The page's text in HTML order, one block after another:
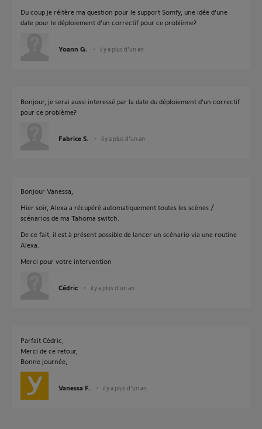
Du coup je réitère ma question pour le support Somfy, une idée d'une
date pour le déploiement d'un correctif pour ce problème?
Yoann G. il y a plus d'un an
Bonjour, je serai aussi interessé par la date du déploiement d'un correctif
pour ce problème?
Fabrice S. il y a plus d'un an
Bonjour Vanessa,
Hier soir, Alexa a récupéré automatiquement toutes les scènes /
scénarios de ma Tahoma switch.
De ce fait, il est à présent possible de lancer un scénario via une routine
Alexa.
Merci pour votre intervention
Cédric il y a plus d'un an
Parfait Cédric,
Merci de ce retour,
Bonne journée,
Vanessa F. il y a plus d'un an